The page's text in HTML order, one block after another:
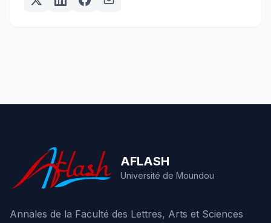
AFLASH
Université de Moundou
Annales de la Faculté des Lettres, Arts et Sciences